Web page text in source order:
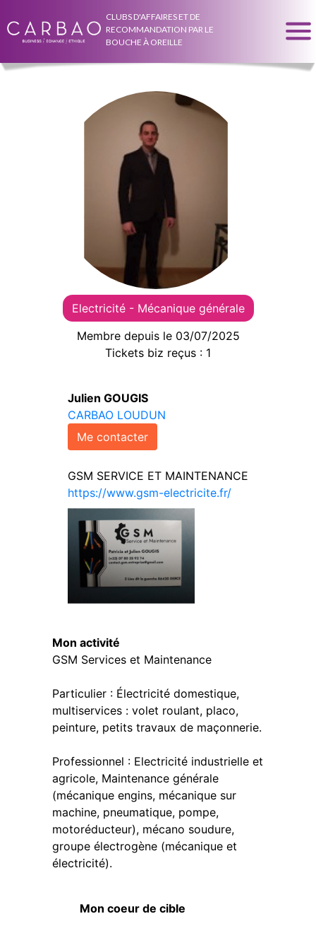
CLUBS D'AFFAIRES ET DE
RECOMMANDATION PAR LE
BOUCHE À OREILLE
Electricité - Mécanique générale
Membre depuis le 03/07/2025
Tickets biz reçus : 1
Julien GOUGIS
CARBAO LOUDUN
Me contacter
GSM SERVICE ET MAINTENANCE
https://www.gsm-electricite.fr/
Mon activité
GSM Services et Maintenance
Particulier : Électricité domestique,
multiservices : volet roulant, placo,
peinture, petits travaux de maçonnerie.
Professionnel : Electricité industrielle et
agricole, Maintenance générale
(mécanique engins, mécanique sur
machine, pneumatique, pompe,
motoréducteur), mécano soudure,
groupe électrogène (mécanique et
électricité).
Mon coeur de cible